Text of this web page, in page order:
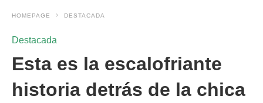
HOMEPAGE DESTACADA
Destacada
Esta es la escalofriante
historia detrás de la chica